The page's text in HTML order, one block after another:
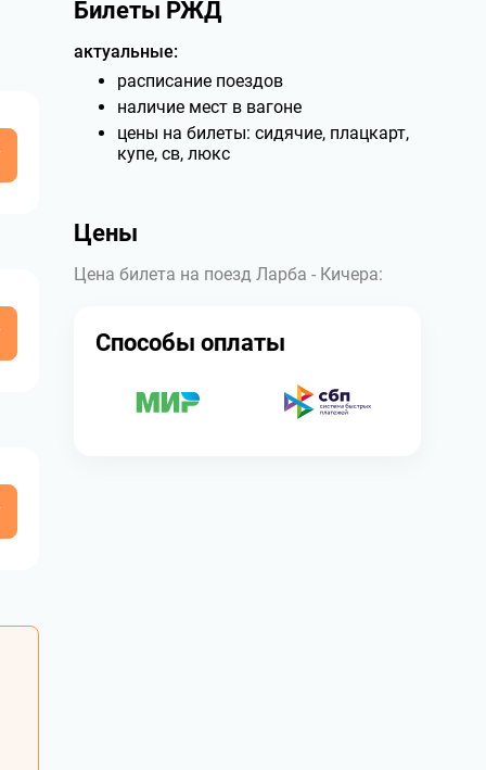
Билеты РЖД
актуальные:
расписание поездов
наличие мест в вагоне
цены на билеты: сидячие, плацкарт,
купе, св, люкс
Цены
Цена билета на поезд Ларба - Кичера:
Способы оплаты